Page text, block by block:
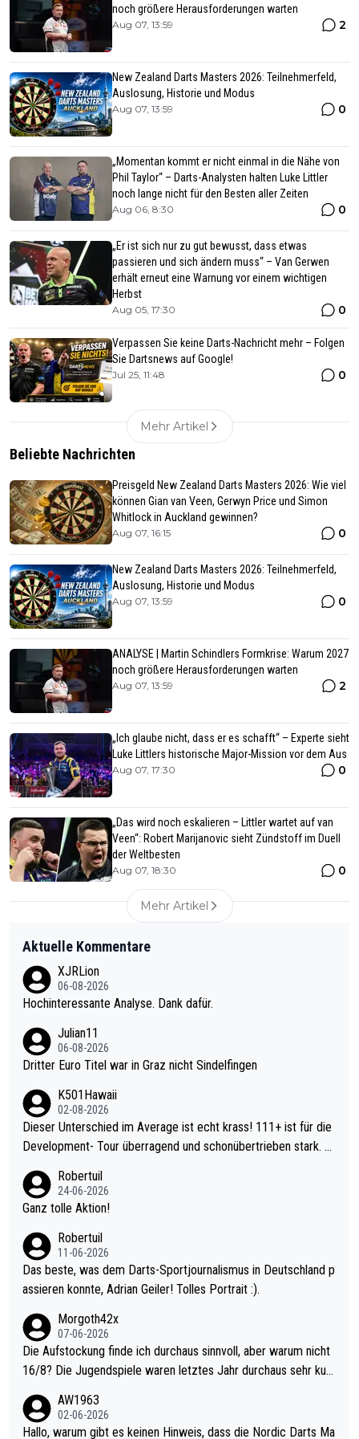
noch größere Herausforderungen warten
Aug 07, 13:59 2
New Zealand Darts Masters 2026: Teilnehmerfeld,
Auslosung, Historie und Modus
Aug 07, 13:59 0
„Momentan kommt er nicht einmal in die Nähe von
Phil Taylor“ – Darts-Analysten halten Luke Littler
noch lange nicht für den Besten aller Zeiten
Aug 06, 8:30 0
„Er ist sich nur zu gut bewusst, dass etwas
passieren und sich ändern muss“ – Van Gerwen
erhält erneut eine Warnung vor einem wichtigen
Herbst
Aug 05, 17:30 0
Verpassen Sie keine Darts-Nachricht mehr – Folgen
Sie Dartsnews auf Google!
Jul 25, 11:48 0
Mehr Artikel
Beliebte Nachrichten
Preisgeld New Zealand Darts Masters 2026: Wie viel
können Gian van Veen, Gerwyn Price und Simon
Whitlock in Auckland gewinnen?
Aug 07, 16:15 0
New Zealand Darts Masters 2026: Teilnehmerfeld,
Auslosung, Historie und Modus
Aug 07, 13:59 0
ANALYSE | Martin Schindlers Formkrise: Warum 2027
noch größere Herausforderungen warten
Aug 07, 13:59 2
„Ich glaube nicht, dass er es schafft“ – Experte sieht
Luke Littlers historische Major-Mission vor dem Aus
Aug 07, 17:30 0
„Das wird noch eskalieren – Littler wartet auf van
Veen“: Robert Marijanovic sieht Zündstoff im Duell
der Weltbesten
Aug 07, 18:30 0
Mehr Artikel
Aktuelle Kommentare
XJRLion
06-08-2026
Hochinteressante Analyse. Dank dafür.
Julian11
06-08-2026
Dritter Euro Titel war in Graz nicht Sindelfingen
K501Hawaii
02-08-2026
Dieser Unterschied im Average ist echt krass! 111+ ist für die
Development- Tour überragend und schonübertrieben stark. U
mal 40+ erst recht. Da gewinnst keinen Blumentopf - ist ja noc
h krasser wie ein Pokalspiel eines Kreisligisten vs einem Bund
Robertuil
24-06-2026
Ganz tolle Aktion!
Robertuil
11-06-2026
Das beste, was dem Darts-Sportjournalismus in Deutschland p
assieren konnte, Adrian Geiler! Tolles Portrait :).
Morgoth42x
07-06-2026
Die Aufstockung finde ich durchaus sinnvoll, aber warum nicht
16/8? Die Jugendspiele waren letztes Jahr durchaus sehr kurz
Allerdings ist Mitchell Lawrie als Nummer 1 der Welt eh qualifi
ziert. Somit ändert die automatische Qualifikation des Weltmei
AW1963
02-06-2026
Hallo, warum gibt es keinen Hinweis, dass die Nordic Darts Ma